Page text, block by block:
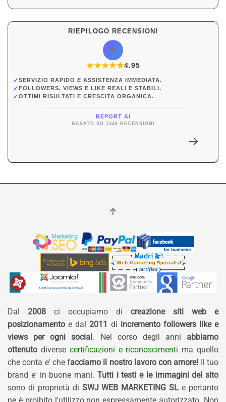
RIEPILOGO RECENSIONI
✨
★★★★★
★4.95
✓SERVIZIO RAPIDO E ASSISTENZA IMMEDIATA.
✓FOLLOWERS, VIEWS E LIKE REALI E STABILI.
✓OTTIMI RISULTATI E CRESCITA ORGANICA.
REPORT AI
BASATO SU 1346 RECENSIONI
Dal 2008 ci occupiamo di creazione siti web e
posizionamento e dal 2011 di incremento followers like e
views per ogni social. Nel corso degli anni abbiamo
ottenuto diverse certificazioni e riconoscimenti ma quello
che conta e' che facciamo il nostro lavoro con amore! Il tuo
brand e' in buone mani. Tutti i testi e le immagini del sito
sono di proprietà di SWJ WEB MARKETING SL e pertanto